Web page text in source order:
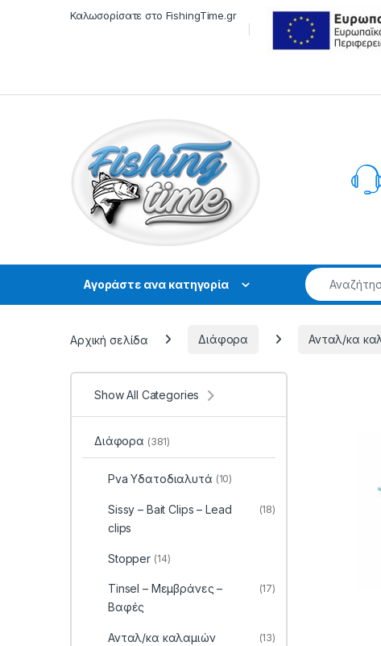
Καλωσορίσατε στο FishingTime.gr
Αγοράστε ανα κατηγορία
Αρχική σελίδα Διάφορα Ανταλ/κα
Show All Categories
Διάφορα (381)
Pva Υδατοδιαλυτά (10)
Sissy – Bait Clips – Lead
clips
(18)
Stopper (14)
Tinsel – Μεμβράνες –
Βαφές
(17)
Ανταλ/κα καλαμιών
(13)